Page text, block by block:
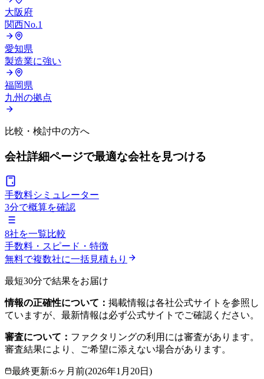
大阪府
関西No.1
愛知県
製造業に強い
福岡県
九州の拠点
比較・検討中の方へ
会社詳細ページで最適な会社を見つける
手数料シミュレーター
3分で概算を確認
8社を一覧比較
手数料・スピード・特徴
無料で複数社に一括見積もり
最短30分で結果をお届け
情報の正確性について： 掲載情報は各社公式サイトを参照し
ていますが、最新情報は必ず公式サイトでご確認ください。
審査について： ファクタリングの利用には審査があります。
審査結果により、ご希望に添えない場合があります。
最終更新:6ヶ月前(2026年1月20日 )